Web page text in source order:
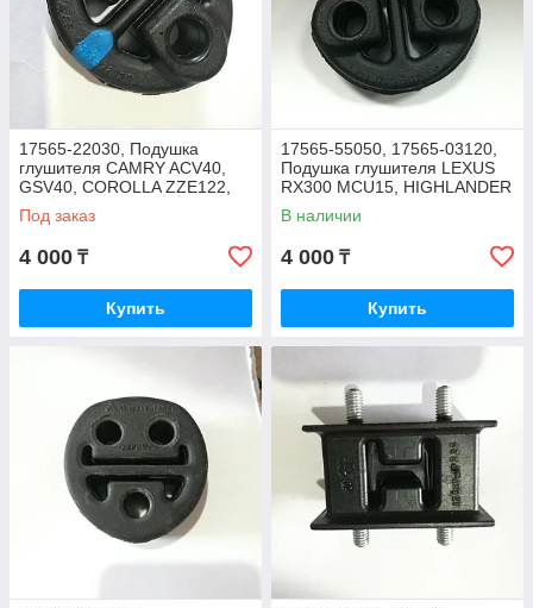
17565-22030, Подушка
глушителя CAMRY ACV40,
GSV40, COROLLA ZZE122,
ZZE142, RX350 GSU35,
HIGHLANDER GSU45
Под заказ
4 000 ₸
Купить
17565-55050, 17565-03120,
Подушка глушителя LEXUS
RX300 MCU15, HIGHLANDER
MCU20, ACU20, JAPAN
В наличии
4 000 ₸
Купить